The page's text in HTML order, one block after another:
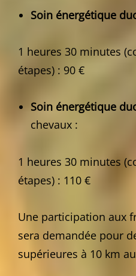
Soin énergétique
1 heures 30 minutes
étapes) : 90 €
Soin énergétique
chevaux :
1 heures 30 minutes
étapes) : 110 €
Une participation aux
sera demandée pour
supérieures à 10 km